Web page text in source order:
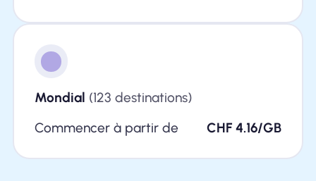
Mondial (123 destinations)
Commencer à partir de
CHF 4.16/GB